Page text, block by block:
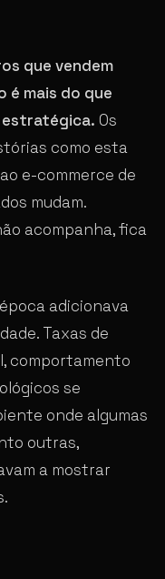
que vendem
é mais do que
estratégica. Os
como esta
e-commerce de
mudam.
acompanha, fica
adicionava
Taxas de
comportamento
se
onde algumas
outras,
a mostrar